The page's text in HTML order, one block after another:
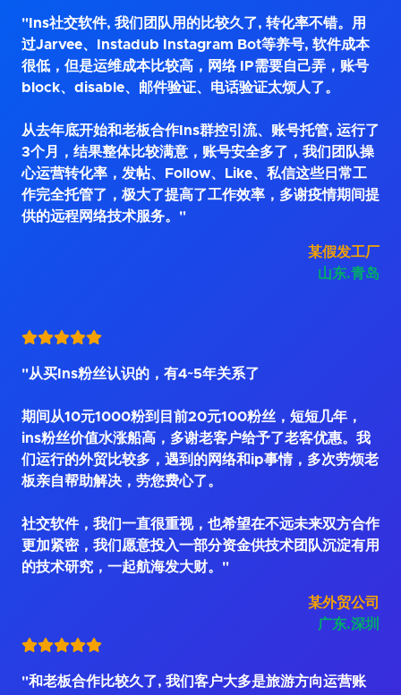
"Ins社交软件, 我们团队用的比较久了, 转化率不错。用
过Jarvee、Instadub Instagram Bot等养号, 软件成本
很低，但是运维成本比较高，网络 IP需要自己弄，账号
block、disable、邮件验证、电话验证太烦人了。
从去年底开始和老板合作Ins群控引流、账号托管, 运行了
3个月，结果整体比较满意，账号安全多了，我们团队操
心运营转化率，发帖、Follow、Like、私信这些日常工
作完全托管了，极大了提高了工作效率，多谢疫情期间提
供的远程网络技术服务。"
某假发工厂
山东.青岛
"从买Ins粉丝认识的，有4~5年关系了
期间从10元1000粉到目前20元100粉丝，短短几年，
ins粉丝价值水涨船高，多谢老客户给予了老客优惠。我
们运行的外贸比较多，遇到的网络和ip事情，多次劳烦老
板亲自帮助解决，劳您费心了。
社交软件，我们一直很重视，也希望在不远未来双方合作
更加紧密，我们愿意投入一部分资金供技术团队沉淀有用
的技术研究，一起航海发大财。"
某外贸公司
广东.深圳
"和老板合作比较久了, 我们客户大多是旅游方向运营账